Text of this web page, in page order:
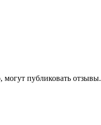
публиковать отзывы.